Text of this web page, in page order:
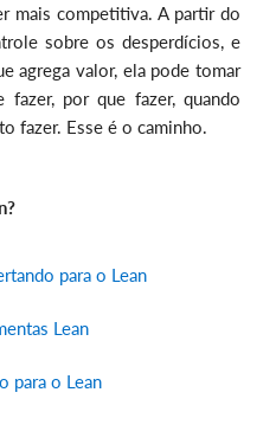
mais competitiva. A partir do
sobre os desperdícios, e
agrega valor, ela pode tomar
por que fazer, quando
fazer. Esse é o caminho.
para o Lean
Lean
para o Lean